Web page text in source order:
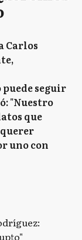
Carlos
puede seguir
"Nuestro
que
uno con